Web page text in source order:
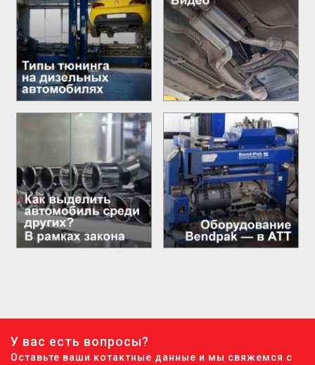
У вас есть вопросы?
Оставьте ваши котактные данные и мы свяжемся с